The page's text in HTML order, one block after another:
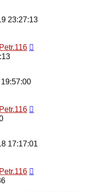
23:27:13
Petr.116
Petr.116
17:17:01
Petr.116